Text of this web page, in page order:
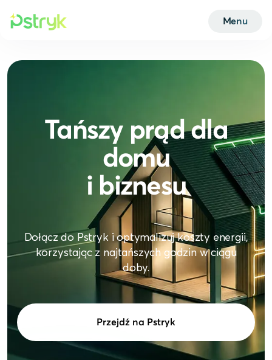
Menu
Tańszy prąd dla
domu
i biznesu
Dołącz do Pstryk i optymalizuj koszty energii,
korzystając z najtańszych godzin w ciągu
doby.
Przejdź na Pstryk